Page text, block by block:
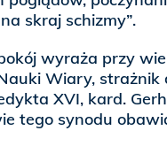
skraj schizmy”.
wyraża przy
Wiary,
XVI, kard.
tego synodu